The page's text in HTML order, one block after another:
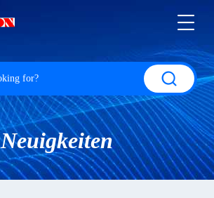
Neuigkeiten